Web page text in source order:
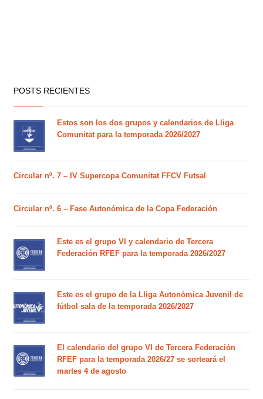
POSTS RECIENTES
Estos son los dos grupos y calendarios de Lliga
Comunitat para la temporada 2026/2027
Circular nº. 7 – IV Supercopa Comunitat FFCV Futsal
Circular nº. 6 – Fase Autonómica de la Copa Federación
Este es el grupo VI y calendario de Tercera
Federación RFEF para la temporada 2026/2027
Este es el grupo de la Lliga Autonòmica Juvenil de
fútbol sala de la temporada 2026/2027
El calendario del grupo VI de Tercera Federación
RFEF para la temporada 2026/27 se sorteará el
martes 4 de agosto